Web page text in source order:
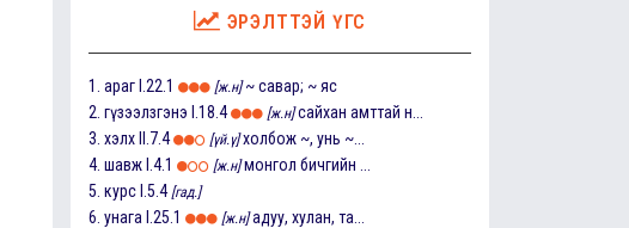
ЭРЭЛТТЭЙ ҮГС
1. араг I.22.1 [ж.н] ~ савар; ~ яс
2. гүзээлзгэнэ I.18.4 [ж.н] сайхан амттай н...
3. хэлх II.7.4 [үй.ү] холбож ~, унь ~...
4. шавж I.4.1 [ж.н] монгол бичгийн ...
5. курс I.5.4 [гад.]
6. унага I.25.1 [ж.н] адуу, хулан, та...